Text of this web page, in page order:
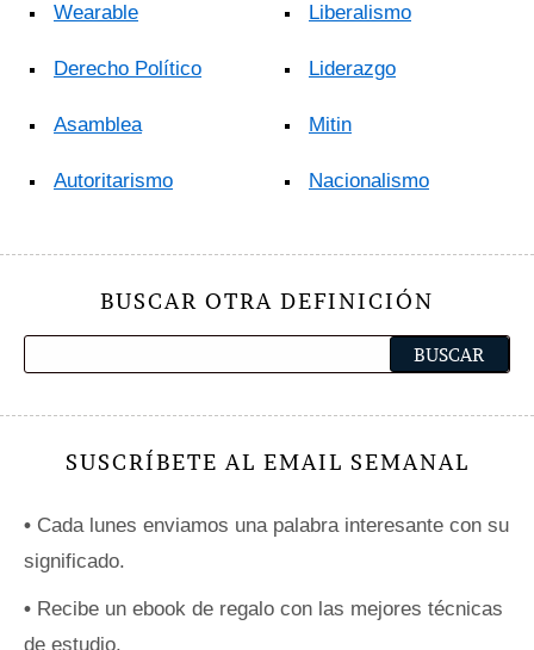
Wearable
Derecho Político
Asamblea
Autoritarismo
Liberalismo
Liderazgo
Mitin
Nacionalismo
BUSCAR OTRA DEFINICIÓN
SUSCRÍBETE AL EMAIL SEMANAL
• Cada lunes enviamos una palabra interesante con su
significado.
• Recibe un ebook de regalo con las mejores técnicas
de estudio.